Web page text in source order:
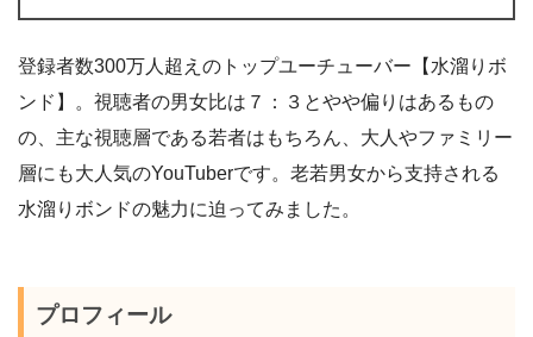
登録者数300万人超えのトップユーチューバー【水溜りボ
ンド】。視聴者の男女比は７：３とやや偏りはあるもの
の、主な視聴層である若者はもちろん、大人やファミリー
層にも大人気のYouTuberです。老若男女から支持される
水溜りボンドの魅力に迫ってみました。
プロフィール